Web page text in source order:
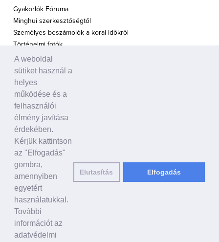
Gyakorlók Fóruma
Minghui szerkesztőségtől
Személyes beszámolók a korai időkről
Történelmi fotók
A TÁMOGATÁS HANGJA
Politikusok
Civil szervezetek, ENSZ
Egyéb
A VILÁG HÍREI
HAGYOMÁNYOS KÍNAI KULTÚRA
Ősi történetek
Történelmi személyek
Shen Yun Performing Arts
LINKEK
falundafa.org
hu.faluninfo.eu
A weboldal
sütiket használ a
helyes
működése és a
felhasználói
élmény javítása
érdekében.
Kérjük kattintson
az "Elfogadás"
gombra,
amennyiben
egyetért
használatukkal.
További
információt az
adatvédelmi
Elutasítás Elfogadás